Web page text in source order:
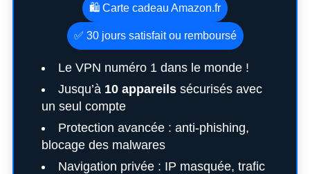
🛍️ Carte cadeau Amazon.fr
✅ 30 jours satisfait ou remboursé
Le VPN numéro 1 dans le monde !
Jusqu’à 10 appareilssécurisés avec
un seul compte
Protection avancée : anti-phishing,
blocage des malwares
Navigation privée : IP masquée, trafic